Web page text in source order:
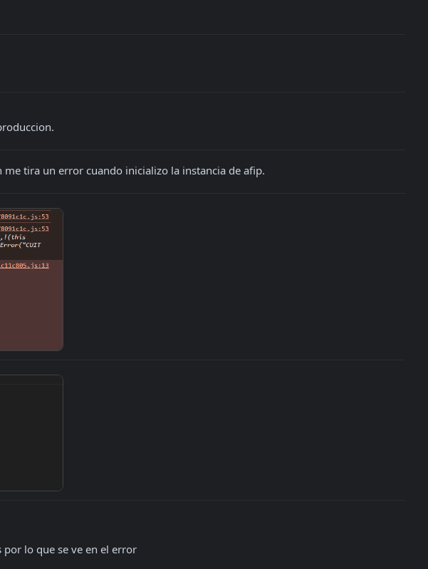
tira un error cuando inicializo la instancia de afip.
lo que se ve en el error